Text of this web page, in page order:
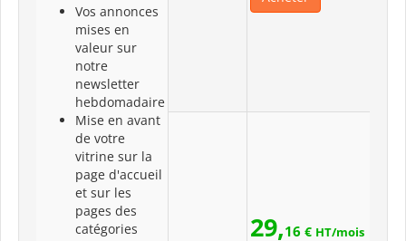
Vos annonces
mises en
valeur sur
notre
newsletter
hebdomadaire
Mise en avant
de votre
vitrine sur la
page d'accueil
et sur les
pages des
catégories
29,16 € HT/mois